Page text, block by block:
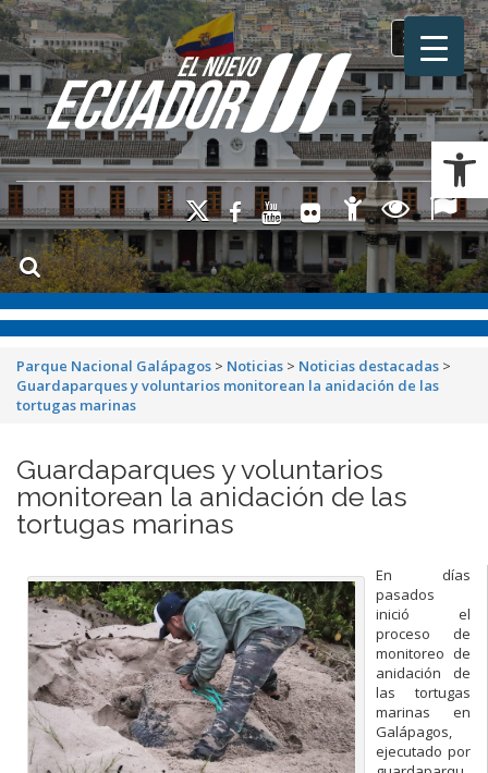
Toggle
Parque Nacional Galápagos > Noticias > Noticias destacadas >
Guardaparques y voluntarios monitorean la anidación de las
tortugas marinas
Guardaparques y voluntarios
monitorean la anidación de las
tortugas marinas
En días
pasados
inició el
proceso de
monitoreo de
anidación de
las tortugas
marinas en
Galápagos,
ejecutado por